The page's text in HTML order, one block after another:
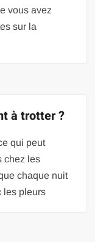
vous avez
sur la
à trotter ?
qui peut
chez les
chaque nuit
les pleurs